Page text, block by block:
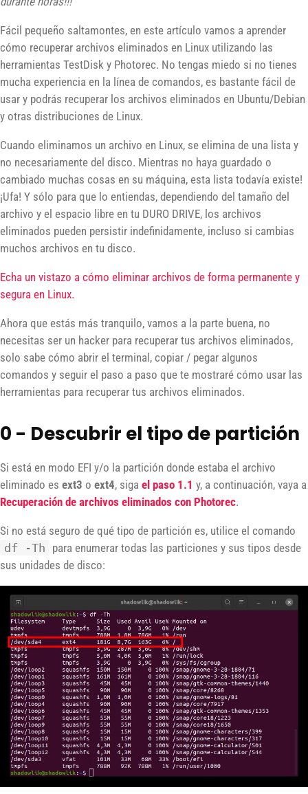
Fácil pequeño saltamontes, en este artículo vamos a aprender
cómo recuperar archivos eliminados en Linux utilizando las
herramientas TestDisk y Photorec. No tengas miedo si no tienes
mucha experiencia en la línea de comandos, es bastante fácil de
usar y podrás recuperar los archivos eliminados en Ubuntu/Debian
y otras distribuciones de Linux.
Cuando eliminamos un archivo en Linux, se elimina de una lista y
no necesariamente del disco. Mientras no haya guardado o
cambiado muchas cosas en su máquina, esta lista todavía existe!
¡Ufa! Y sólo para que lo entiendas, dependiendo del tamaño del
archivo y el espacio libre en tu DURO DRIVE, los archivos
eliminados pueden persistir indefinidamente, incluso si cambias
muchos archivos en tu disco.
Echa un vistazo a cómo eliminar archivos de forma permanente y
segura en Linux.
Ahora que estás más tranquilo, vamos a la parte buena, no
necesitas ser un hacker para recuperar tus archivos eliminados,
solo sabe cómo abrir el terminal, copiar / pegar algunos
comandos y seguir el paso a paso que te mostraré cómo usar las
herramientas para recuperar tus archivos eliminados.
0 - Descubrir el tipo de partición
Si está en modo EFI y/o la partición donde estaba el archivo
eliminado es ext3 o ext4, siga el paso 1.1 y, a continuación, vaya a
Recuperación de archivos eliminados con Photorec.
Si no está seguro de qué tipo de partición es, utilice el comando
df -Th para enumerar todas las particiones y sus tipos desde
sus unidades de disco: